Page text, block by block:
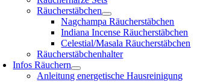
Räucherstäbchen
Nagchampa Räucherstäbchen
Indiana Incense Räucherstäbchen
Celestial/Masala Räucherstäbchen
Räucherstäbchenhalter
Infos Räuchern
Anleitung energetische Hausreinigung